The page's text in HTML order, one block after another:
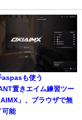
aspasも使う
置きエイム練習ツー
」、ブラウザで無
可能